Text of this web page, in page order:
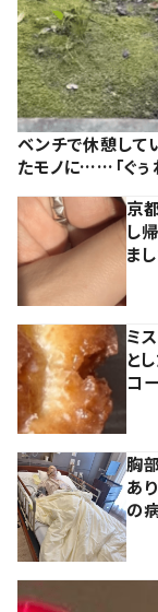
ベンチで休憩して
たモノに……「ぐぅ
京
し
ま
ミ
と
コ
胸
あ
の